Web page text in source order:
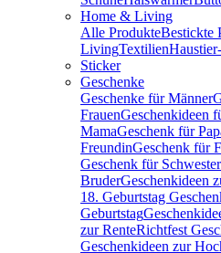
Home & Living
Alle ProdukteBestickte
LivingTextilien
Sticker
Geschenke
Geschenke für Männer
FrauenGeschenkideen
MamaGeschenk für
FreundinGeschenk für
Geschenk für Schwester
BruderGeschenkideen
18. Geburtstag
Geburtstag
zur RenteRichtfest
Geschenkideen zur